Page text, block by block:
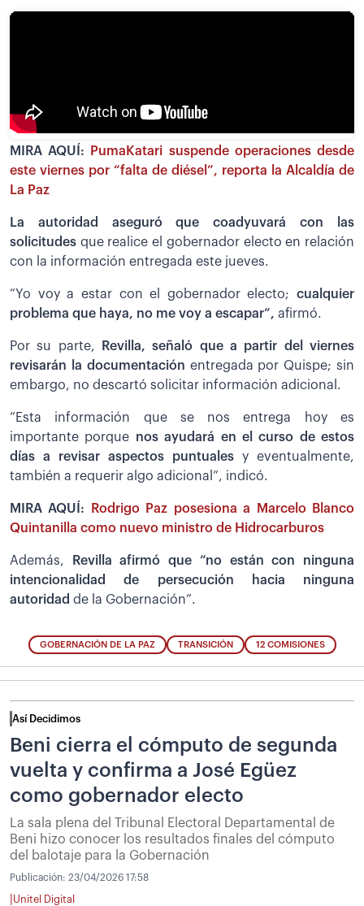
MIRA AQUÍ:
PumaKatari suspende operaciones desde
este viernes por “falta de diésel”, reporta la Alcaldía de
La Paz
La autoridad aseguró que coadyuvará con las
solicitudes que realice el gobernador electo en relación
con la información entregada este jueves.
“Yo voy a estar con el gobernador electo; cualquier
problema que haya, no me voy a escapar”, afirmó.
Por su parte,
Revilla, señaló que a partir del viernes
revisarán la documentación entregada por Quispe; sin
embargo, no descartó solicitar información adicional.
“Esta información que se nos entrega hoy es
importante porque nos ayudará en el curso de estos
días a revisar aspectos puntuales y eventualmente,
también a requerir algo adicional”, indicó.
MIRA AQUÍ:
Rodrigo Paz posesiona a Marcelo Blanco
Quintanilla como nuevo ministro de Hidrocarburos
Además, Revilla afirmó que “no están con ninguna
intencionalidad de persecución hacia ninguna
autoridad de la Gobernación”.
GOBERNACIÓN DE LA PAZ TRANSICIÓN 12 COMISIONES
Así Decidimos
Beni cierra el cómputo de segunda
vuelta y confirma a José Egüez
como gobernador electo
La sala plena del Tribunal Electoral Departamental de
Beni hizo conocer los resultados finales del cómputo
del balotaje para la Gobernación
Publicación: 23/04/2026 17:58
Unitel Digital